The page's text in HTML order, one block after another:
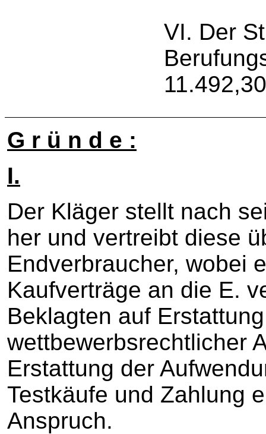
VI. Der
G r ü n d e :
I.
Der Kläger stellt nach
her und vertreibt diese
Endverbraucher, wobei
Kaufverträge an die E.
Beklagten auf
wettbewerbsrechtlicher
Erstattung der
Testkäufe und Zahlung
Anspruch.